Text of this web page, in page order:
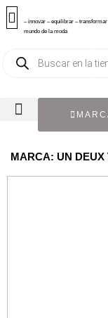
– innovar – equilibrar – transformar
mundo de la moda
MARCA: UN DEUX